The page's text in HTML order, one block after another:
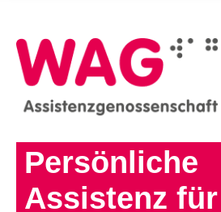
Persönliche
Assistenz für